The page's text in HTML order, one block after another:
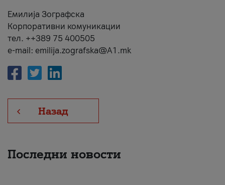
Емилија Зографска
Корпоративни комуникации
тел. ++389 75 400505
e-mail: emilija.zografska@A1.mk
Назад
Последни новости